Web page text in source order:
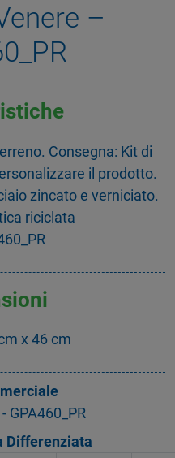
–
Consegna: Kit di
il prodotto.
zincato e verniciato.
riciclata
x 46 cm
GPA460_PR
Differenziata